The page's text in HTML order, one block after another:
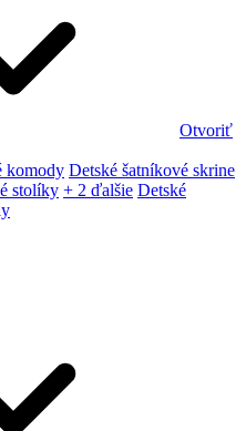
Otvoriť
komody Detské šatníkové skrine
stolíky + 2 ďalšie Detské